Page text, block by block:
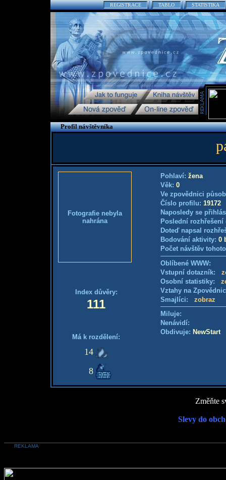
REGISTRACE TABLO STATISTIKA
Profil návštěvníka
Fotografie nebyla
nahrána
Index důvěry:
111
Má k rozdělení:
14
8
Pohlaví: žena
Věk: 0
Ve zpovědnici
Číslo profilu: 19172
Naposledy se
Poslední
Doteď napsal
Bodování aktivity: 0
Počet návštěv
Oblíbené WWW:
Vstupní dotazník:
Osobní statistiky:
Vztahy na
Smajlíci: zobraz
Miluje:
Nenávidí:
Obdivuje: NewStart
Změňte
Slevy do
REKLAMA